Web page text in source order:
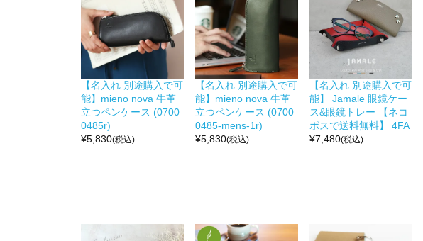
【名入れ 別途購入で可
能】mieno nova 牛革
立つペンケース (0700
0485r)
¥5,830(税込)
【名入れ 別途購入で可
能】mieno nova 牛革
立つペンケース (0700
0485-mens-1r)
¥5,830(税込)
【名入れ 別途購入で可
能】 Jamale 眼鏡ケー
ス&眼鏡トレー 【ネコ
ポスで送料無料】 4FA
¥7,480(税込)